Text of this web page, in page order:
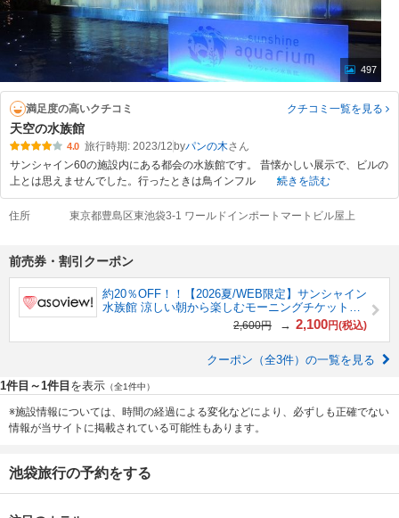
497
満足度の高いクチコミ クチコミ一覧を見る
天空の水族館
4.0 旅行時期: 2023/12 byパンの木
サンシャイン60の施設内にある都会の水族館です。 昔懐かしい展示で、ビルの
上とは思えませんでした。行ったときは鳥インフル
続きを読む
住所 東京都豊島区東池袋3-1 ワールドインポートマートビル屋上
前売券・割引クーポン
約20％OFF！！【2026夏/WEB限定】サンシャイン
水族館 涼しい朝から楽しむモーニングチケット…
2,600円 → 2,100円(税込)
クーポン（全3件）の一覧を見る
1件目～1件目 を表示 （全1件中）
※施設情報については、時間の経過による変化などにより、必ずしも正確でない
情報が当サイトに掲載されている可能性もあります。
池袋旅行の予約をする